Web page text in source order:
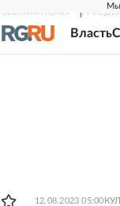
Мы
СВЕЖИЙ НОМЕР РГ-
Власть
12.08.2023 05:00